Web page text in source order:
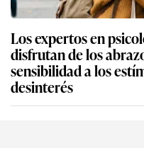
Los expertos en
disfrutan de los
sensibilidad a los
desinterés